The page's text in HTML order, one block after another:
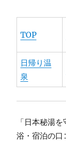
TOP
日帰り温
泉
「日本秘湯
浴・宿泊の口